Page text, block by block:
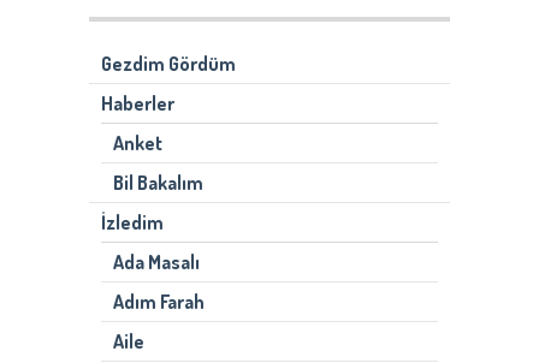
Gezdim Gördüm
Haberler
Anket
Bil Bakalım
İzledim
Ada Masalı
Adım Farah
Aile